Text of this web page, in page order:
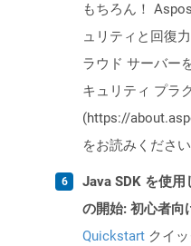
もちろん！
ュリティと回復
ラウド サーバー
キュリティ プラ
(https://
をお読みください
Java SDK を使用
の開始: 初心者向
Quickstart クイ